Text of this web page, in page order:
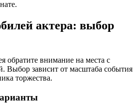
актера: выбор
обратите внимание на места с
Выбор зависит от масштаба события
торжества.